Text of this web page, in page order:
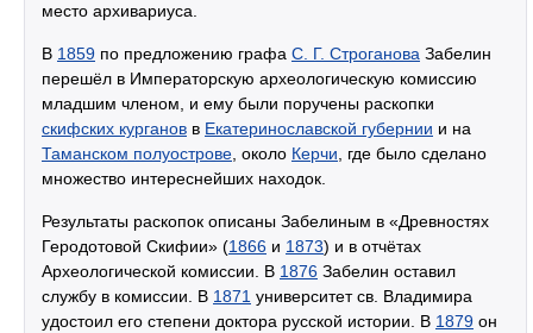
место архивариуса.
В 1859 по предложению графа С. Г. Строганова Забелин
перешёл в Императорскую археологическую комиссию
младшим членом, и ему были поручены раскопки
скифских курганов в Екатеринославской губернии и на
Таманском полуострове , около Керчи , где было сделано
множество интереснейших находок.
Результаты раскопок описаны Забелиным в «Древностях
Геродотовой Скифии» (1866 и 1873) и в отчётах
Археологической комиссии. В 1876 Забелин оставил
службу в комиссии. В 1871 университет св. Владимира
удостоил его степени доктора русской истории. В 1879 он